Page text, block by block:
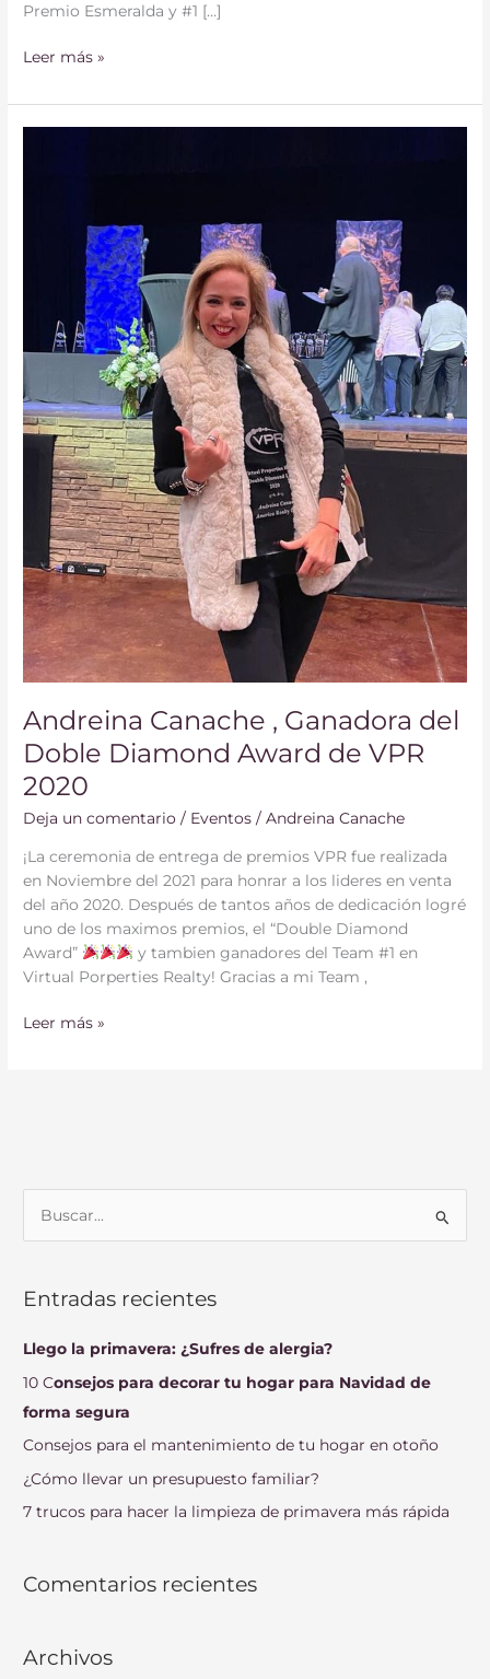
Premio Esmeralda y #1 […]
Leer más »
Andreina Canache , Ganadora del
Doble Diamond Award de VPR
2020
Deja un comentario / Eventos /Andreina Canache
¡La ceremonia de entrega de premios VPR fue realizada
en Noviembre del 2021 para honrar a los lideres en venta
del año 2020. Después de tantos años de dedicación logré
uno de los maximos premios, el “Double Diamond
Award”
y tambien ganadores del Team #1 en
Virtual Porperties Realty! Gracias a mi Team ,
Diamond
VPR
Leer más »
c
r
:
Entradas recientes
Llego la primavera: ¿Sufres de alergia?
10 Consejos para decorar tu hogar para Navidad de
forma segura
Consejos para el mantenimiento de tu hogar en otoño
¿Cómo llevar un presupuesto familiar?
7 trucos para hacer la limpieza de primavera más rápida
Comentarios recientes
Archivos